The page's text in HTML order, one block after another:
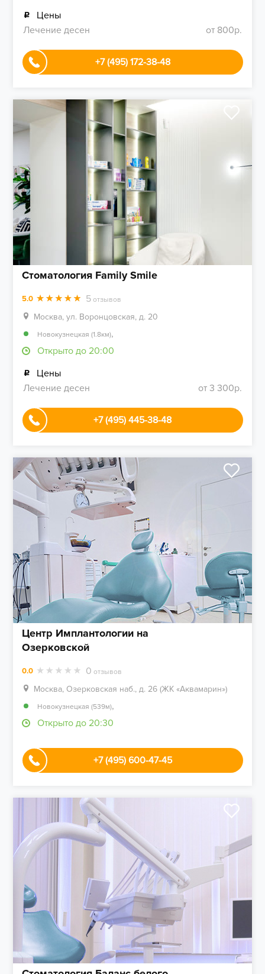
Цены
Лечение десен
от 800р.
+7 (495) 172-38-48
Стоматология Family Smile
5.0 5 отзывов
Москва, ул. Воронцовская, д. 20
Новокузнецкая (1.8км),
Открыто до 20:00
Цены
Лечение десен
от 3 300р.
+7 (495) 445-38-48
Центр Имплантологии на
Озерковской
0.0 0 отзывов
Москва, Озерковская наб., д. 26 (ЖК «Аквамарин»)
Новокузнецкая (539м),
Открыто до 20:30
+7 (495) 600-47-45